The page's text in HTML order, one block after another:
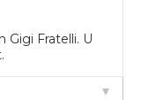
Gigi Fratelli. U